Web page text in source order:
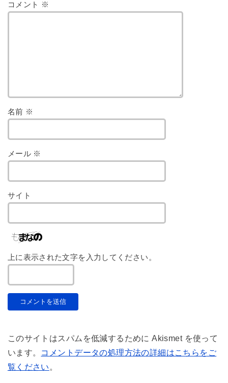
コメント ※
名前 ※
メール ※
サイト
上に表示された文字を入力してください。
このサイトはスパムを低減するために Akismet を使って
います。 コメントデータの処理方法の詳細はこちらをご
覧ください